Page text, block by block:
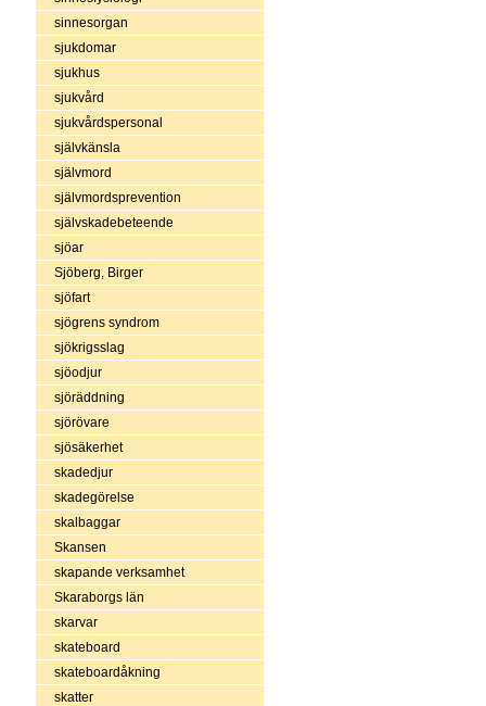
sinnesorgan
sjukdomar
sjukhus
sjukvård
sjukvårdspersonal
självkänsla
självmord
självmordsprevention
självskadebeteende
sjöar
Sjöberg, Birger
sjöfart
sjögrens syndrom
sjökrigsslag
sjöodjur
sjöräddning
sjörövare
sjösäkerhet
skadedjur
skadegörelse
skalbaggar
Skansen
skapande verksamhet
Skaraborgs län
skarvar
skateboard
skateboardåkning
skatter